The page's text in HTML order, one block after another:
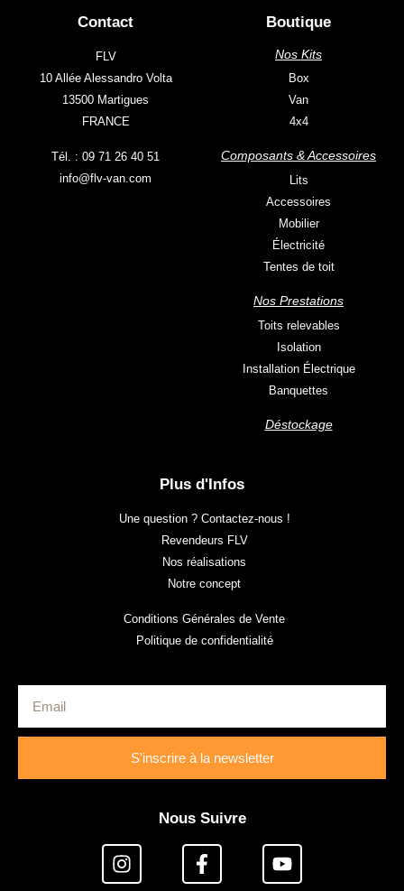
Contact
FLV
10 Allée Alessandro Volta
13500 Martigues
FRANCE
Tél. : 09 71 26 40 51
info@flv-van.com
Boutique
Nos Kits
Box
Van
4x4
Composants & Accessoires
Lits
Accessoires
Mobilier
Électricité
Tentes de toit
Nos Prestations
Toits relevables
Isolation
Installation Électrique
Banquettes
Déstockage
Plus d'Infos
Une question ? Contactez-nous !
Revendeurs FLV
Nos réalisations
Notre concept
Conditions Générales de Vente
Politique de confidentialité
S'inscrire à la newsletter
Nous Suivre